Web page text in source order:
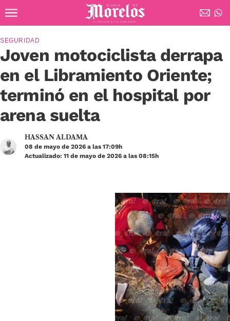
Diario de Morelos
Joven motociclista derrapa
en el Libramiento Oriente;
terminó en el hospital por
arena suelta
SEGURIDAD
HASSAN ALDAMA
08 de mayo de 2026 a las 17:09h
Actualizado: 11 de mayo de 2026 a las 08:15h